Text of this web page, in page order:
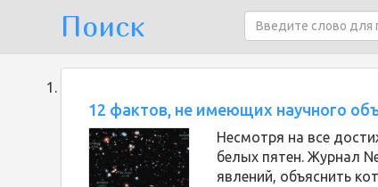
Поиск
12 фактов, не имеющих научного
Несмотря на все
белых пятен. Журнал
явлений, объяснить